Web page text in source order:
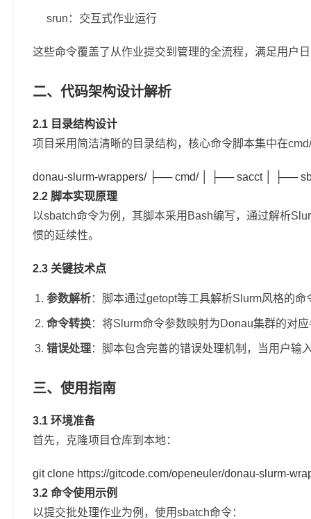
srun ：交互式作业运行
这些命令覆盖了从作业提交到管理的全流程，满足用户
二、代码架构设计解析
2.1 目录结构设计
项目采用简洁清晰的目录结构，核心命令脚本集中在
donau-slurm-wrappers/ ├── cmd/ │ ├── sacct │ ├──
2.2 脚本实现原理
以sbatch命令为例，其脚本采用Bash编写，通过解析
惯的延续性。
2.3 关键技术点
参数解析：脚本通过getopt等工具解析Slurm风格的
命令转换：将Slurm命令参数映射为Donau集群的对
错误处理：脚本包含完善的错误处理机制，当用户输
三、使用指南
3.1 环境准备
首先，克隆项目仓库到本地：
git clone https://gitcode.com/openeuler/donau-slurm-
3.2 命令使用示例
以提交批处理作业为例，使用sbatch命令：